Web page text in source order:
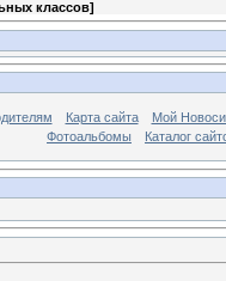
классов]
Карта сайта
Мой
Фотоальбомы
Каталог